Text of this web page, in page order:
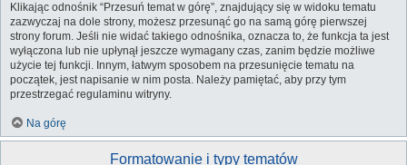
Klikając odnośnik “Przesuń temat w górę”, znajdujący się w widoku tematu
zazwyczaj na dole strony, możesz przesunąć go na samą górę pierwszej
strony forum. Jeśli nie widać takiego odnośnika, oznacza to, że funkcja ta jest
wyłączona lub nie upłynął jeszcze wymagany czas, zanim będzie możliwe
użycie tej funkcji. Innym, łatwym sposobem na przesunięcie tematu na
początek, jest napisanie w nim posta. Należy pamiętać, aby przy tym
przestrzegać regulaminu witryny.
Na górę
Formatowanie i typy tematów